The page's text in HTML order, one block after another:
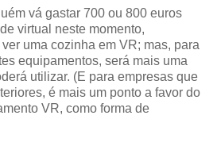
vá gastar 700 ou 800 euros
virtual neste momento,
uma cozinha em VR; mas, para
equipamentos, será mais uma
utilizar. (E para empresas que
é mais um ponto a favor do
VR, como forma de